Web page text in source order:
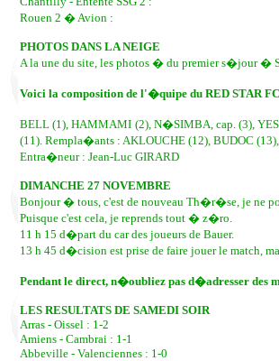
Rouen 2 � Avion :
PHOTOS DANS LA NEIGE
A la une du site, les photos � du premier s�jour
Voici la composition de l'�quipe du RED STAR
BELL (1), HAMMAMI (2), N�SIMBA, cap. (3),
(11). Rempla�ants : AKLOUCHE (12), BUDOC
Entra�neur : Jean-Luc GIRARD
DIMANCHE 27 NOVEMBRE
Bonjour � tous, c'est de nouveau Th�r�se, je ne
Puisque c'est cela, je reprends tout � z�ro.
11 h 15 d�part du car des joueurs de Bauer.
13 h 45 d�cision est prise de faire jouer le match,
Pendant le direct, n�oubliez pas d�adresser des
LES RESULTATS DE SAMEDI SOIR
Arras - Oissel : 1-2
Amiens - Cambrai : 1-1
Abbeville - Valenciennes : 1-0